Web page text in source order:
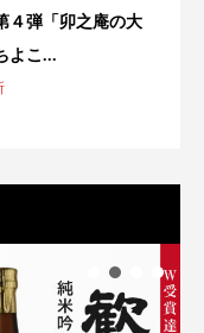
４弾「卯之庵の大
よこ...